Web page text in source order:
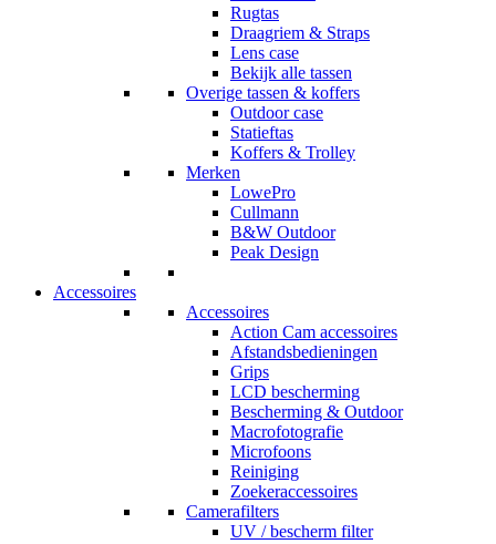
Rugtas
Draagriem & Straps
Lens case
Bekijk alle tassen
Overige tassen & koffers
Outdoor case
Statieftas
Koffers & Trolley
Merken
LowePro
Cullmann
B&W Outdoor
Peak Design
Accessoires
Accessoires
Action Cam accessoires
Afstandsbedieningen
Grips
LCD bescherming
Bescherming & Outdoor
Macrofotografie
Microfoons
Reiniging
Zoekeraccessoires
Camerafilters
UV / bescherm filter